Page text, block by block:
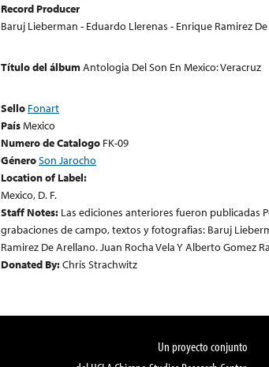
Record Producer
Baruj Lieberman - Eduardo Llerenas - Enrique Ramirez
Título del álbumAntologia Del Son En Mexico: Veracruz
Sello Fonart
PaísMexico
Numero de Catalogo FK-09
GéneroSon Jarocho
Location of Label:
Mexico, D. F.
Staff Notes: Las ediciones anteriores fueron publicadas
grabaciones de campo, textos y fotografias: Baruj
Ramirez De Arellano. Juan Rocha Vela Y Alberto Gomez
Donated By:Chris Strachwitz
Un proyecto conjunto